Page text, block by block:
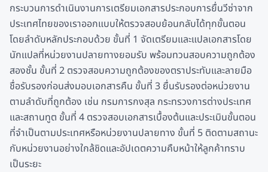
กระบวนการดำเนินงานการเตรียมเอกสารประกอบการยื่นวีซ่าจาก
ประเทศไทยของเราออกแบบให้ตรวจสอบย้อนกลับได้ทุกขั้นตอน
โดยลำดับหลักประกอบด้วย ขั้นที่ 1 จัดเตรียมและแปลเอกสารโดย
นักแปลที่หน่วยงานปลายทางยอมรับ พร้อมทวนสอบความถูกต้อง
สองชั้น ขั้นที่ 2 ตรวจสอบความถูกต้องของตราประทับและลายมือ
ชื่อรับรองก่อนส่งมอบเอกสารคืน ขั้นที่ 3 ยื่นรับรองต่อหน่วยงาน
ตามลำดับที่ถูกต้อง เช่น กรมการกงสุล กระทรวงการต่างประเทศ
และสถานทูต ขั้นที่ 4 ตรวจสอบเอกสารเบื้องต้นและประเมินขั้นตอน
ที่จำเป็นตามประเทศหรือหน่วยงานปลายทาง ขั้นที่ 5 ติดตามสถานะ
กับหน่วยงานอย่างใกล้ชิดและอัปเดตความคืบหน้าให้ลูกค้าทราบ
เป็นระยะ